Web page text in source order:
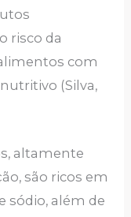
risco da
com
(Silva,
altamente
são ricos em
sódio, além de